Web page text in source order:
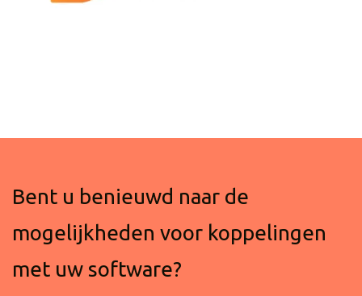
Bent u benieuwd naar de
mogelijkheden voor koppelingen
met uw software?